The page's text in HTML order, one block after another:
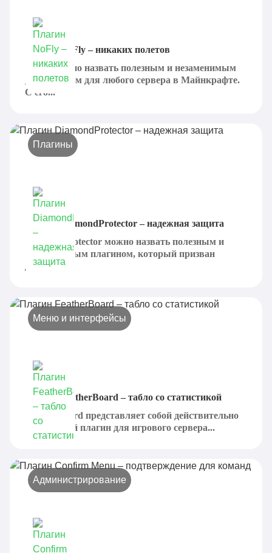
Плагин NoFly – никаких полетов
NoFly можно назвать полезным и незаменимым
дополнением для любого сервера в Майнкрафте.
С его...
Плагины
Плагин DiamondProtector – надежная защита
DiamondProtector можно назвать полезным и
эффективным плагином, который призван
добавить...
Меню и интерфейсы
Плагин FeatherBoard – табло со статистикой
FeatherBoard представляет собой действительно
интересный плагин для игрового сервера...
Администрирование